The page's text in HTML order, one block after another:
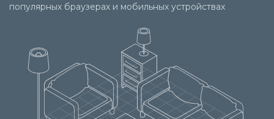
популярных браузерах и мобильных устройствах